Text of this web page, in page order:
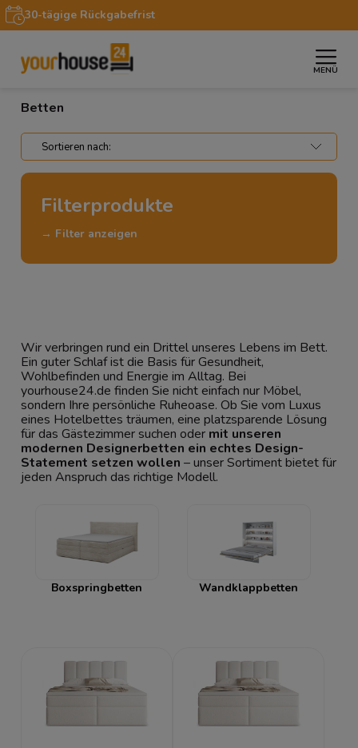
30-tägige Rückgabefrist
MENÜ
Startseite » Möbel
Betten
Filterprodukte
→ Filter anzeigen
Wir verbringen rund ein Drittel unseres Lebens im Bett.
Ein guter Schlaf ist die Basis für Gesundheit,
Wohlbefinden und Energie im Alltag. Bei
yourhouse24.de finden Sie nicht einfach nur Möbel,
sondern Ihre persönliche Ruheoase. Ob Sie vom Luxus
eines Hotelbettes träumen, eine platzsparende Lösung
für das Gästezimmer suchen oder mit unseren
modernen Designerbetten ein echtes Design-
Statement setzen wollen – unser Sortiment bietet für
jeden Anspruch das richtige Modell.
Boxspringbetten Wandklappbetten